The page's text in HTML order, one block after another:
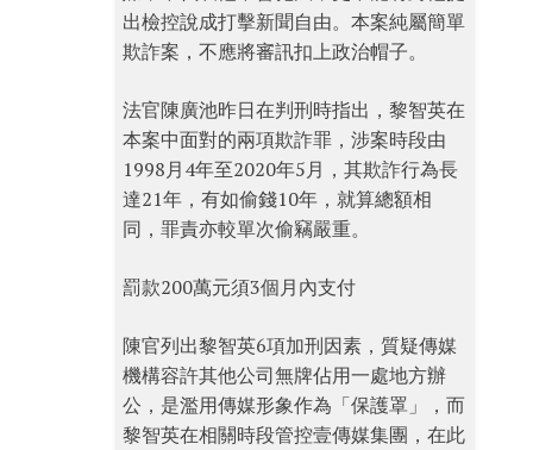
出檢控說成打擊新聞自由。本案純屬簡單
欺詐案，不應將審訊扣上政治帽子。
法官陳廣池昨日在判刑時指出，黎智英在
本案中面對的兩項欺詐罪，涉案時段由
1998月4年至2020年5月，其欺詐行為長
達21年，有如偷錢10年，就算總額相
同，罪責亦較單次偷竊嚴重。
罰款200萬元須3個月內支付
陳官列出黎智英6項加刑因素，質疑傳媒
機構容許其他公司無牌佔用一處地方辦
公，是濫用傳媒形象作為「保護罩」，而
黎智英在相關時段管控壹傳媒集團，在此